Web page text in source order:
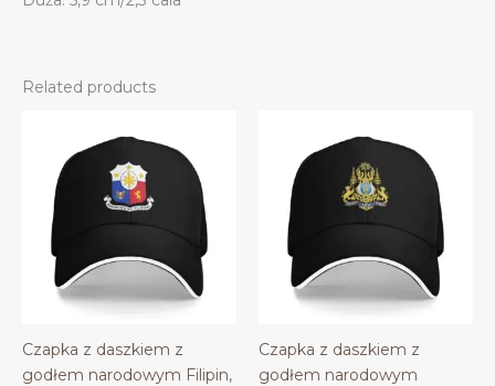
Related products
Czapka z daszkiem z
godłem narodowym Filipin,
Czapka z daszkiem z
godłem narodowym